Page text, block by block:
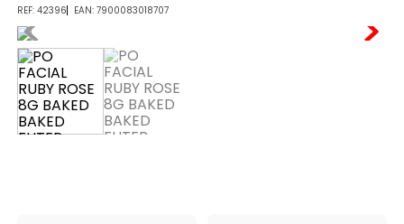
42396 7900083018707